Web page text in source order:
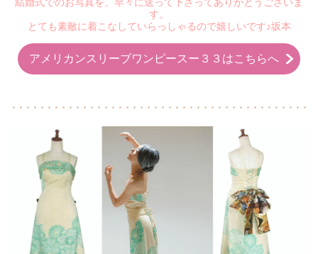
す。
とても素敵に着こなしていらっしゃるので嬉しいです♪坂本
アメリカンスリーブワンピースー３３はこちらへ